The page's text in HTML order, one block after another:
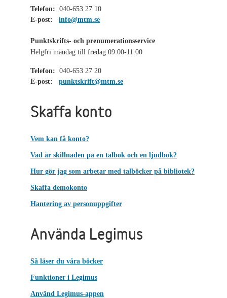
Telefon: 040-653 27 10
E-post:
info@mtm.se
Punktskrifts- och prenumerationsservice
Helgfri måndag till fredag 09:00-11:00
Telefon: 040-653 27 20
E-post:
punktskrift@mtm.se
Skaffa konto
Vem kan få konto?
Vad är skillnaden på en talbok och en ljudbok?
Hur gör jag som arbetar med talböcker på bibliotek?
Skaffa demokonto
Hantering av personuppgifter
Använda Legimus
Så läser du våra böcker
Funktioner i Legimus
Använd Legimus-appen